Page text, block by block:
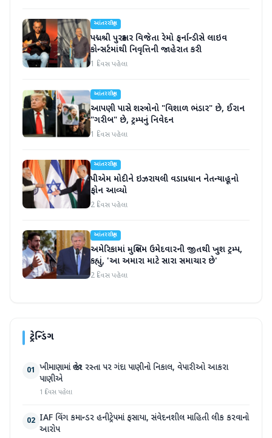
આંતરરાષ્ટ્રીય
પદ્મશ્રી પુરસ્કાર વિજેતા રેમો ફર્નાન્ડીસે લાઇવ
કોન્સર્ટમાંથી નિવૃત્તિની જાહેરાત કરી
1 દિવસ પહેલા
આંતરરાષ્ટ્રીય
આપણી પાસે શસ્ત્રોનો "વિશાળ ભંડાર" છે, ઈરાન
"ગરીબ" છે, ટ્રમ્પનું નિવેદન
1 દિવસ પહેલા
આંતરરાષ્ટ્રીય
પીએમ મોદીને ઇઝરાયલી વડાપ્રધાન નેતન્યાહૂનો
ફોન આવ્યો
2 દિવસ પહેલા
આંતરરાષ્ટ્રીય
અમેરિકામાં મુસ્લિમ ઉમેદવારની જીતથી ખુશ ટ્રમ્પ,
કહ્યું, 'આ અમારા માટે સારા સમાચાર છે'
2 દિવસ પહેલા
ટ્રેન્ડિંગ
01 ખીમાણામાં જાહેર રસ્તા પર ગંદા પાણીનો નિકાલ, વેપારીઓ આકરા
પાણીએ
1 દિવસ પહેલા
02 IAF વિંગ કમાન્ડર હનીટ્રેપમાં ફસાયા, સંવેદનશીલ માહિતી લીક કરવાનો
આરોપ